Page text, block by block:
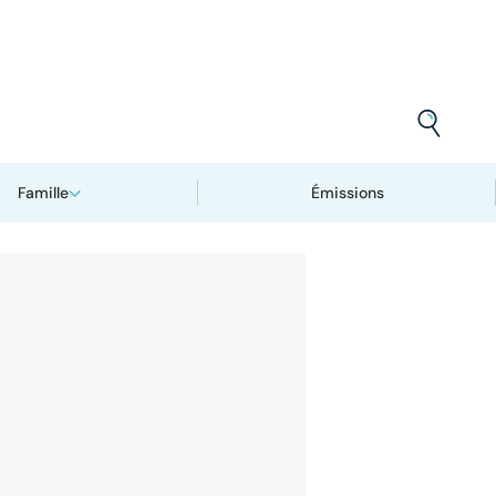
Famille Émissions